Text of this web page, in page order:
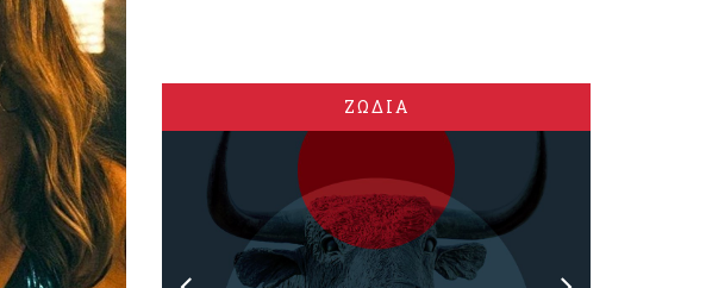
ΖΩΔΙΑ